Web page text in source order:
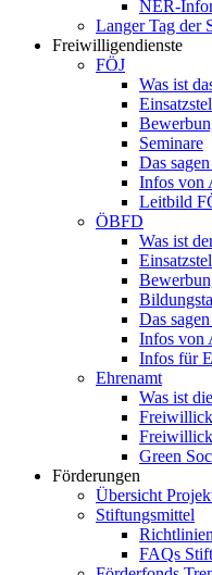
NER-
Langer Tag der
Freiwilligendienste
FÖJ
Was ist
Seminare
Das
Infos von
Leitbild
ÖBFD
Was ist
Das
Infos von
Infos für
Ehrenamt
Was ist
Green
Förderungen
Übersicht
Stiftungsmittel
FAQs